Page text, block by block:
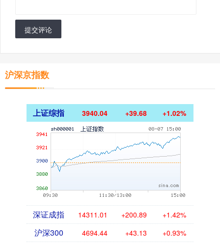
提交评论
沪深京指数
上证综指 3940.04 +39.68 +1.02%
深证成指 14311.01 +200.89 +1.42%
沪深300 4694.44 +43.13 +0.93%